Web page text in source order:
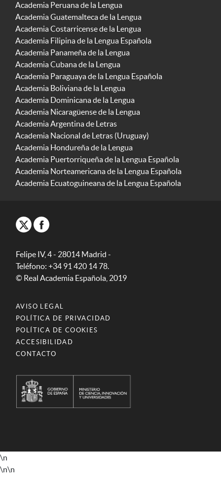
Academia Peruana de la Lengua
Academia Guatemalteca de la Lengua
Academia Costarricense de la Lengua
Academia Filipina de la Lengua Española
Academia Panameña de la Lengua
Academia Cubana de la Lengua
Academia Paraguaya de la Lengua Española
Academia Boliviana de la Lengua
Academia Dominicana de la Lengua
Academia Nicaragüense de la Lengua
Academia Argentina de Letras
Academia Nacional de Letras (Uruguay)
Academia Hondureña de la Lengua
Academia Puertorriqueña de la Lengua Española
Academia Norteamericana de la Lengua Española
Academia Ecuatoguineana de la Lengua Española
Felipe IV, 4 - 28014 Madrid -
Teléfono: +34 91 420 14 78.
© Real Academia Española, 2019
AVISO LEGAL
POLÍTICA DE PRIVACIDAD
POLÍTICA DE COOKIES
ACCESIBILIDAD
CONTACTO
\n
\n\n